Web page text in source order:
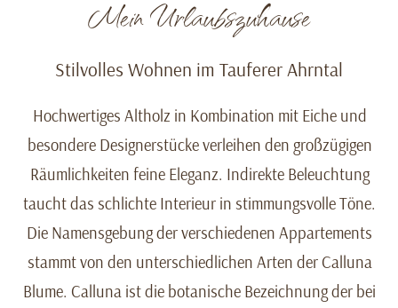
Mein Urlaubszuhause
Stilvolles Wohnen im Tauferer Ahrntal
Hochwertiges Altholz in Kombination mit Eiche und
besondere Designerstücke verleihen den großzügigen
Räumlichkeiten feine Eleganz. Indirekte Beleuchtung
taucht das schlichte Interieur in stimmungsvolle Töne.
Die Namensgebung der verschiedenen Appartements
stammt von den unterschiedlichen Arten der Calluna
Blume. Calluna ist die botanische Bezeichnung der bei